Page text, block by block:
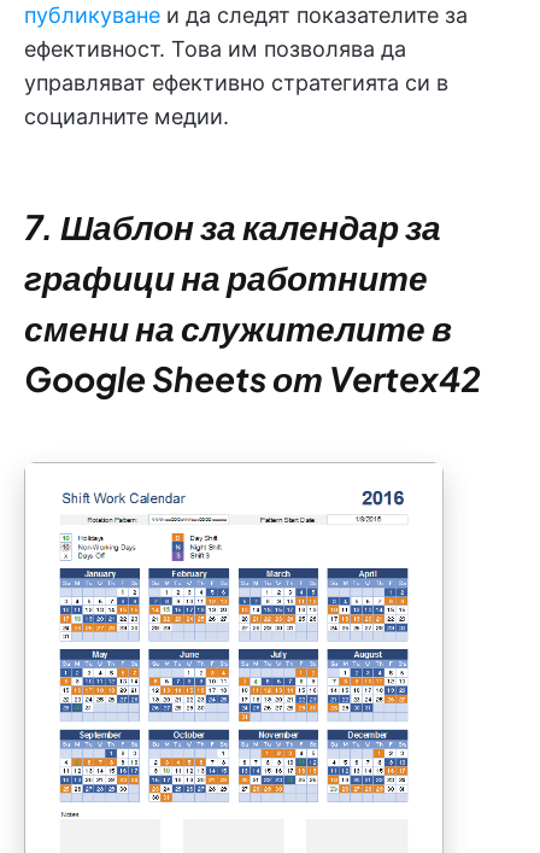
публикуване и да следят показателите за
ефективност. Това им позволява да
управляват ефективно стратегията си в
социалните медии.
7. Шаблон за календар за
графици на работните
смени на служителите в
Google Sheets от Vertex42